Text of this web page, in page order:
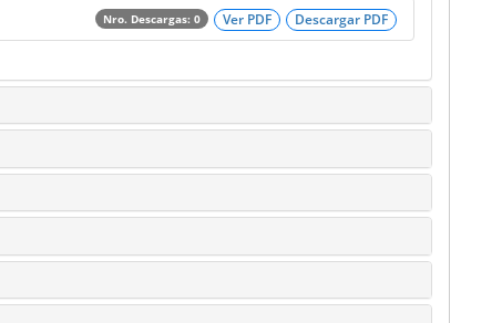
Descargar PDF
Ver PDF
Nro. Descargas: 0